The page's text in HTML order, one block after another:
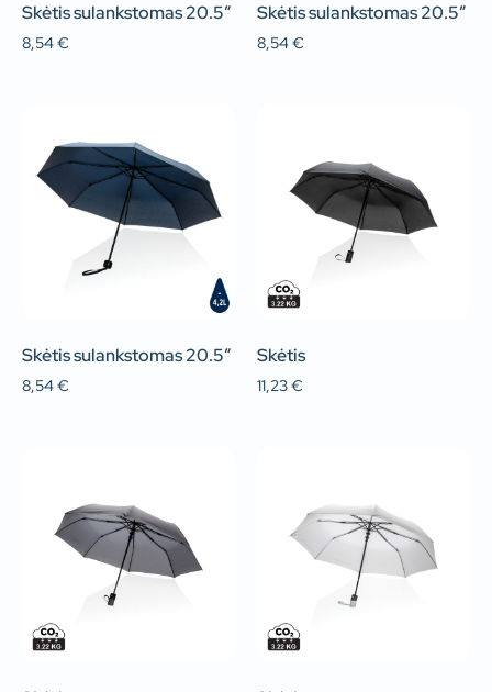
Skėtis sulankstomas 20.5″
8,54€
Skėtis sulankstomas 20.5″
8,54€
Skėtis sulankstomas 20.5″
8,54€
Skėtis
11,23€